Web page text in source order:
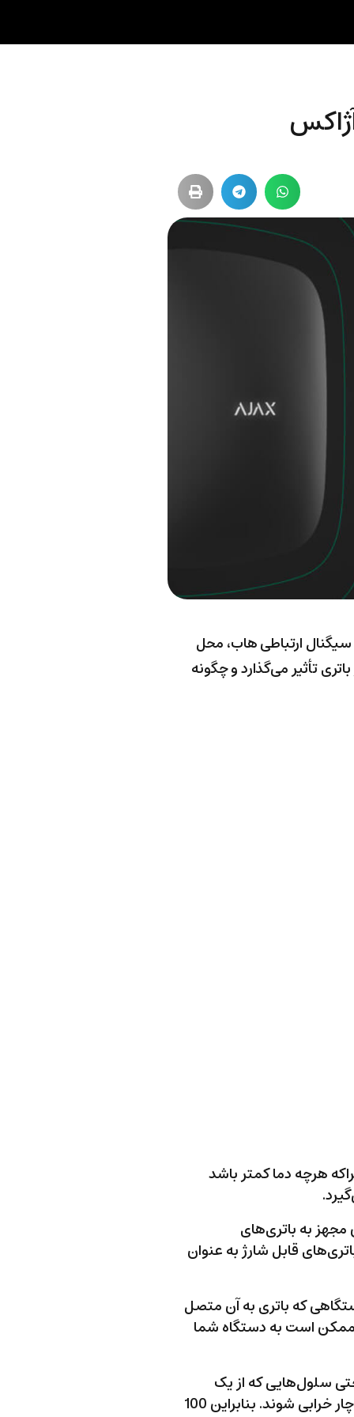
ارتباطی هاب، محل
تأثیر می‌گذارد و چگونه
هرچه دما کمتر باشد
مجهز به باتری‌های
قابل شارژ به عنوان
که باتری به آن متصل
ممکن است به دستگاه شما
سلول‌هایی که از یک
دسته هستند نیز می‌توانند ظرفیت ولتاژ خروجی متفاوتی داشته باشند و بعد از آن دچار خرابی شوند. بنابراین 100